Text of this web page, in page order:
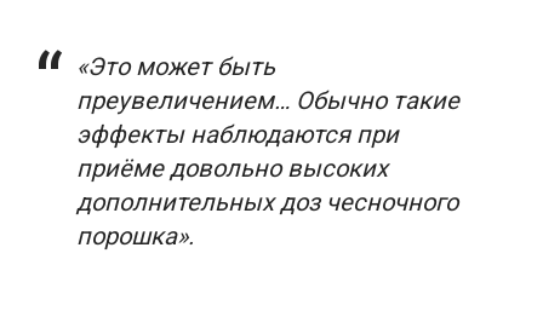
«Это может быть
преувеличением… Обычно такие
эффекты наблюдаются при
приёме довольно высоких
дополнительных доз чесночного
порошка».